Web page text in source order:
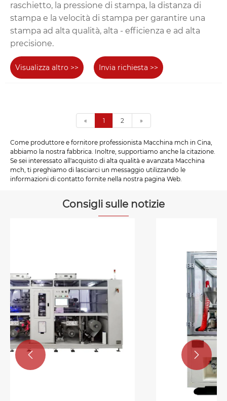
raschietto, la pressione di stampa, la distanza di
stampa e la velocità di stampa per garantire una
stampa ad alta qualità, alta - efficienza e ad alta
precisione.
Visualizza altro >> Invia richiesta >>
« 1 2 »
Come produttore e fornitore professionista Macchina mch in Cina,
abbiamo la nostra fabbrica. Inoltre, supportiamo anche la citazione.
Se sei interessato all'acquisto di alta qualità e avanzata Macchina
mch, ti preghiamo di lasciarci un messaggio utilizzando le
informazioni di contatto fornite nella nostra pagina Web.
Consigli sulle notizie
 